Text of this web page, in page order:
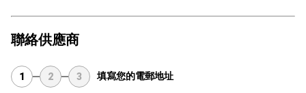
聯絡供應商
1 2 3 填寫您的電郵地址